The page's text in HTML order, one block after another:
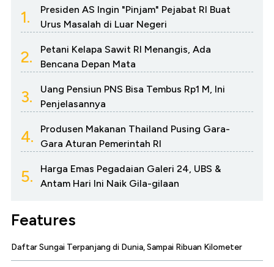
1.
Presiden AS Ingin "Pinjam" Pejabat RI Buat
Urus Masalah di Luar Negeri
2.
Petani Kelapa Sawit RI Menangis, Ada
Bencana Depan Mata
3.
Uang Pensiun PNS Bisa Tembus Rp1 M, Ini
Penjelasannya
4.
Produsen Makanan Thailand Pusing Gara-
Gara Aturan Pemerintah RI
5.
Harga Emas Pegadaian Galeri 24, UBS &
Antam Hari Ini Naik Gila-gilaan
Features
Daftar Sungai Terpanjang di Dunia, Sampai Ribuan Kilometer